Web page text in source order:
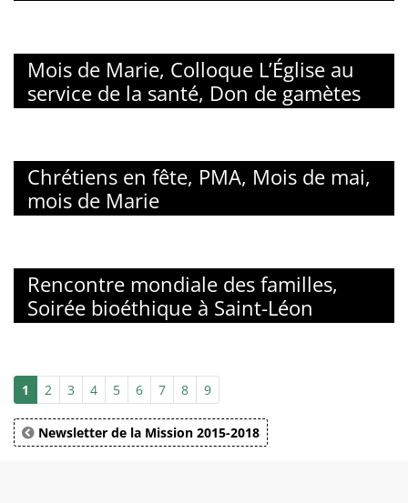
Mois de Marie, Colloque L’Église au
service de la santé, Don de gamètes
Chrétiens en fête, PMA, Mois de mai,
mois de Marie
Rencontre mondiale des familles,
Soirée bioéthique à Saint-Léon
1 2 3 4 5 6 7 8 9
Newsletter de la Mission 2015-2018